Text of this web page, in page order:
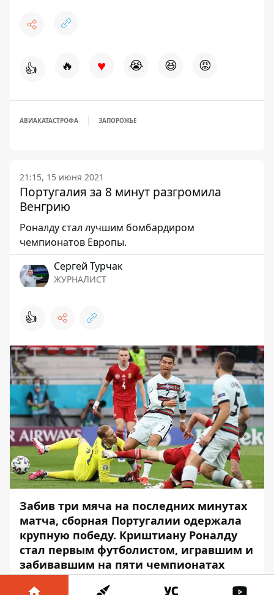
👍 🔥 ♥ 😭 😆 😡
АВИАКАТАСТРОФА ЗАПОРОЖЬЕ
21:15, 15 июня 2021
Португалия за 8 минут разгромила
Венгрию
Роналду стал лучшим бомбардиром
чемпионатов Европы.
Сергей Турчак
ЖУРНАЛИСТ
👍
Забив три мяча на последних минутах
матча, сборная Португалии одержала
крупную победу. Криштиану Роналду
стал первым футболистом, игравшим и
забивавшим на пяти чемпионатах
Европы.